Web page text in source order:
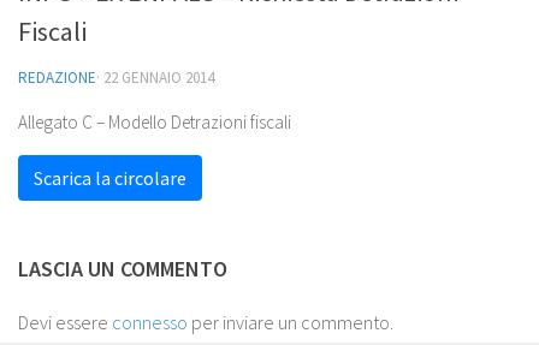
Fiscali
REDAZIONE· 22 GENNAIO 2014
Allegato C – Modello Detrazioni fiscali
Scarica la circolare
LASCIA UN COMMENTO
Devi essere connesso per inviare un commento.